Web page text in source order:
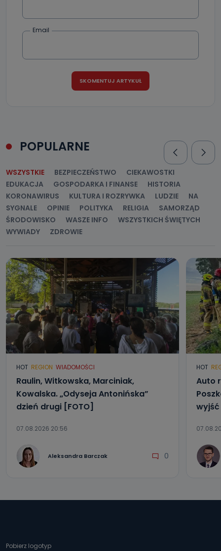
Email
POPULARNE
WSZYSTKIE BEZPIECZEŃSTWO
CIEKAWOSTKI
EDUKACJA
GOSPODARKA I FINANSE
HISTORIA
KORONAWIRUS
KULTURA I ROZRYWKA LUDZIE
NA
SYGNALE
OPINIE POLITYKA RELIGIA
SAMORZĄD
ŚRODOWISKO
WASZE INFO
WSZYSTKICH ŚWIĘTYCH
WYWIADY
ZDROWIE
HOT REGION WIADOMOŚCI
Raulin, Witkowska, Marciniak,
Kowalska. „Odyseja Antonińska”
dzień drugi [FOTO]
07.08.2026 20:56
Aleksandra Barczak 0
HOT
Auto
wyjść
Pobierz logotyp